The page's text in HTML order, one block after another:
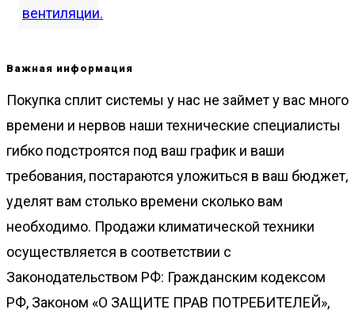
Важная информация
Покупка сплит системы у нас не займет у вас много
времени и нервов наши технические специалисты
гибко подстроятся под ваш график и ваши
требования, постараются уложиться в ваш бюджет,
уделят вам столько времени сколько вам
необходимо. Продажи климатической техники
осуществляется в соответствии с
Законодательством РФ: Гражданским кодексом
РФ, Законом «О ЗАЩИТЕ ПРАВ ПОТРЕБИТЕЛЕЙ»,